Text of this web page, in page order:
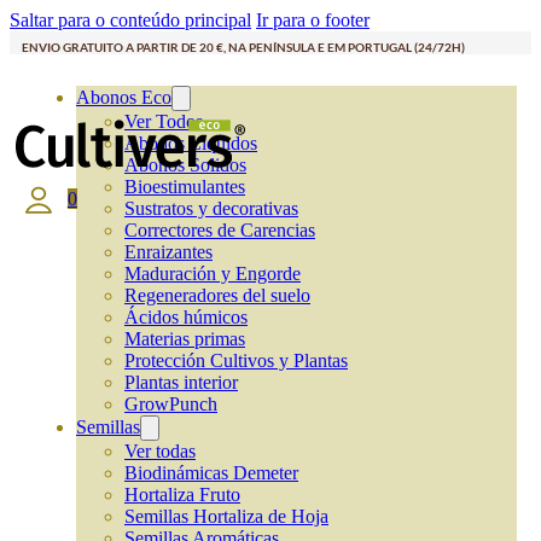
Saltar para o conteúdo principal Ir para o footer
ENVIO GRATUITO A PARTIR DE 20 €, NA PENÍNSULA E EM PORTUGAL (24/72H)
Abonos Eco
Ver Todos
Abonos Líquidos
Abonos Solidos
Bioestimulantes
Sustratos y decorativas
Correctores de Carencias
Enraizantes
Maduración y Engorde
Regeneradores del suelo
Ácidos húmicos
Materias primas
Protección Cultivos y Plantas
Plantas interior
GrowPunch
Semillas
Ver todas
Biodinámicas Demeter
Hortaliza Fruto
Semillas Hortaliza de Hoja
0